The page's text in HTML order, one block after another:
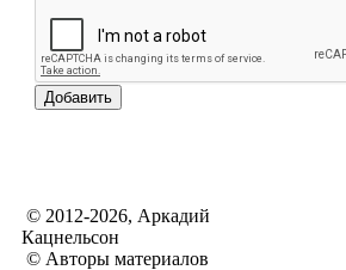
© 2012-2026, Аркадий
Кацнельсон
© Авторы материалов